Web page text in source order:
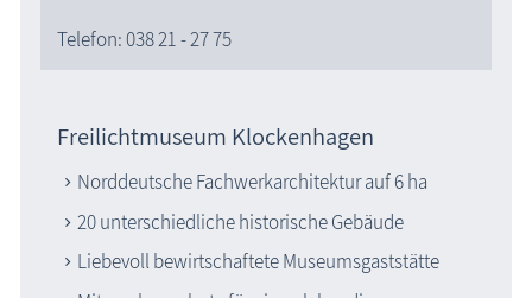
Telefon: 038 21 - 27 75
Freilichtmuseum Klockenhagen
Norddeutsche Fachwerkarchitektur auf 6 ha
20 unterschiedliche historische Gebäude
Liebevoll bewirtschaftete Museumsgaststätte